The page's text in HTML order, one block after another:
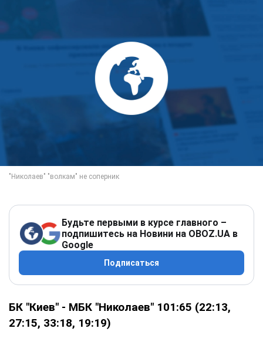
Будьте первыми в курсе главного –
подпишитесь на Новини на OBOZ.UA в
Google
Подписаться
БК "Киев" - МБК "Николаев" 101:65 (22:13,
27:15, 33:18, 19:19)